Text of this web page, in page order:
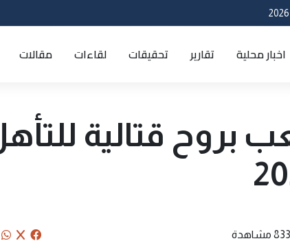
اخبار محلية تقارير تحقيقات لقاءات مقالات
قتالية
833 مشاهدة